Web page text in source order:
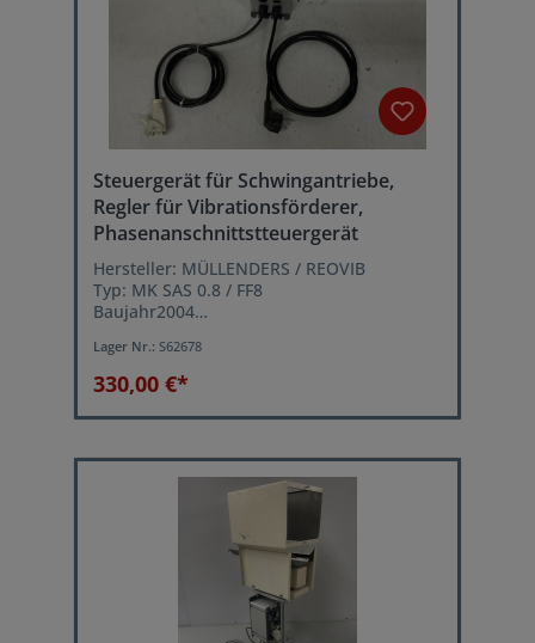
Steuergerät für Schwingantriebe,
Regler für Vibrationsförderer,
Phasenanschnittstteuergerät
Hersteller: MÜLLENDERS / REOVIB
Typ: MK SAS 0.8 / FF8
Baujahr2004
Ausgangsspannung: 40...210 V (eff.)
einstellbar
Laststrom: max. 6 Amp.
(Baugleich mit ReoVib FF8)
Lager Nr.: S62678
330,00 €*